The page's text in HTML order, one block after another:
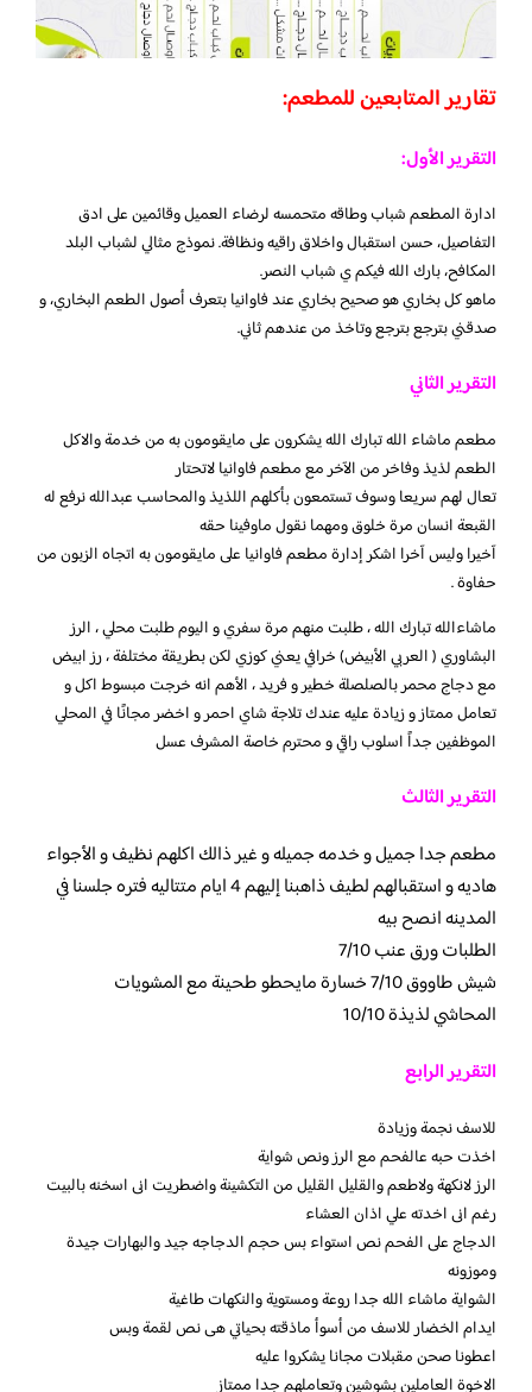
تقارير المتابعين للمطعم:
التقرير الأول:
ادارة المطعم شباب وطاقه متحمسه لرضاء العميل وقائمين على ادق
التفاصيل، حسن استقبال واخلاق راقيه ونظافة. نموذج مثالي لشباب البلد
المكافح، بارك الله فيكم ي شباب النصر.
ماهو كل بخاري هو صحيح بخاري عند فاوانيا بتعرف أصول الطعم البخاري، و
صدقني بترجع بترجع وتاخذ من عندهم ثاني.
التقرير الثاني
مطعم ماشاء الله تبارك الله يشكرون على مايقومون به من خدمة والاكل
الطعم لذيذ وفاخر من الآخر مع مطعم فاوانيا لاتحتار
تعال لهم سريعا وسوف تستمعون بأكلهم اللذيذ والمحاسب عبدالله نرفع له
القبعة انسان مرة خلوق ومهما نقول ماوفينا حقه
آخيرا وليس آخرا اشكر إدارة مطعم فاوانيا على مايقومون به اتجاه الزبون من
حفاوة .
ماشاءالله تبارك الله ، طلبت منهم مرة سفري و اليوم طلبت محلي ، الرز
البشاوري ( العربي الأبيض) خرافي يعني كوزي لكن بطريقة مختلفة ، رز ابيض
مع دجاج محمر بالصلصلة خطير و فريد ، الأهم انه خرجت مبسوط اكل و
تعامل ممتاز و زيادة عليه عندك تلاجة شاي احمر و اخضر مجانًا في المحلي
الموظفين جداً اسلوب راقي و محترم خاصة المشرف عسل
التقرير الثالث
مطعم جدا جميل و خدمه جميله و غير ذالك اكلهم نظيف و الأجواء
هاديه و استقبالهم لطيف ذاهبنا إليهم 4 ايام متتاليه فتره جلسنا في
المدينه انصح بيه
الطلبات ورق عنب 7/10
شيش طاووق 7/10 خسارة مايحطو طحينة مع المشويات
المحاشي لذيذة 10/10
التقرير الرابع
للاسف نجمة وزيادة
اخذت حبه عالفحم مع الرز ونص شواية
الرز لانكهة ولاطعم والقليل القليل من التكشينة واضطريت انى اسخنه بالبيت
رغم انى اخدته علي اذان العشاء
الدجاج على الفحم نص استواء بس حجم الدجاجه جيد والبهارات جيدة
وموزونه
الشواية ماشاء الله جدا روعة ومستوية والنكهات طاغية
ايدام الخضار للاسف من أسوأ ماذقته بحياتي هى نص لقمة وبس
اعطونا صحن مقبلات مجانا يشكروا عليه
الاخوة العاملين بشوشين وتعاملهم جدا ممتاز